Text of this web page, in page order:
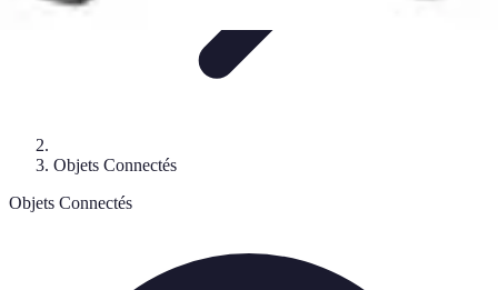
Objets Connectés
Objets Connectés